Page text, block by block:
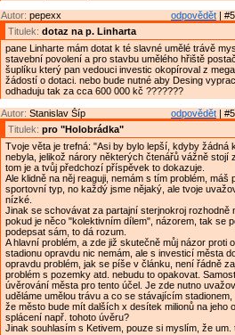
odpovědět |
Autor: pepexx
Titulek: dotaz na p. Linharta
pane Linharte mám dotat k té slavné umělé trávě
stavební povolení a pro stavbu umělého hřiště
šuplíku který pan vedouci investic okopíroval z
žádostí o dotaci. nebo bude nutné aby Desing
odhaduju tak za cca 600 000 kč ???????
odpovědět |
Autor: Stanislav Šíp
Titulek: pro "Holobrádka"
Tvoje věta je trefná: "Asi by bylo lepší, kdyby žádná
nebyla, jelikož nárory některých čtenářů vážně stojí
tom je a tvůj předchozí příspěvek to dokazuje.
Ale klidně na něj reaguji, nemám s tím problém, máš
sportovní typ, no každý jsme nějaký, ale tvoje
nízké.
Jinak se schovávat za partajní sterjnokroj rozhodně
pokud je něco "kolektivním dílem", názorem, tak se
podepsat sám, to dá rozum.
A hlavní problém, a zde již skutečně můj názor proti
stadionu opravdu nic nemám, ale s investicí města
opravdu problém, jak se píše v článku, není řádně
problém s pozemky atd. nebudu to opakovat.
úvěrování města pro tento účel. Je zde nutno
uděláme umělou trávu a co se stávajícím
že město bude mít dalších x desítek milionů na jeho
splácení např. tohoto úvěru?
Jinak souhlasím s Ketivem, pouze si myslím, že